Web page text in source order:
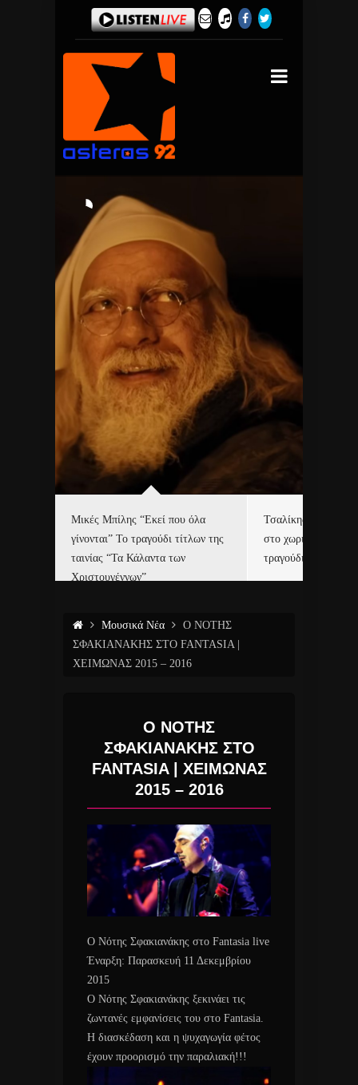
Μικές Μπίλης “Εκεί που όλα
γίνονται” Το τραγούδι τίτλων της
ταινίας “Τα Κάλαντα των
Χριστουγέννων”
Τσαλίκης,
στο χωριό του Άι
τραγούδι και video
Μουσικά Νέα
Ο ΝΟΤΗΣ
ΣΦΑΚΙΑΝΑΚΗΣ ΣΤΟ FANTASIA |
ΧΕΙΜΩΝΑΣ 2015 – 2016
Ο ΝΟΤΗΣ
ΣΦΑΚΙΑΝΑΚΗΣ ΣΤΟ
FANTASIA | ΧΕΙΜΩΝΑΣ
2015 – 2016
Ο Νότης Σφακιανάκης στο Fantasia live
Έναρξη: Παρασκευή 11 Δεκεμβρίου
2015
Ο Νότης Σφακιανάκης ξεκινάει τις
ζωντανές εμφανίσεις του στο Fantasia.
Η διασκέδαση και η ψυχαγωγία φέτος
έχουν προορισμό την παραλιακή!!!